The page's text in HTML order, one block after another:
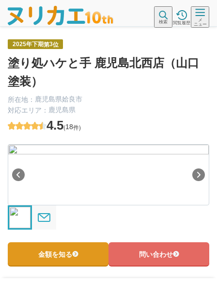
検索 閲覧履歴
メ
ニュー
2025年下期第3位
塗り処ハケと手 鹿児島北西店（山口
塗装）
所在地： 鹿児島県姶良市
対応エリア： 鹿児島県
4.5(18件)
金額を知る 問い合わせ